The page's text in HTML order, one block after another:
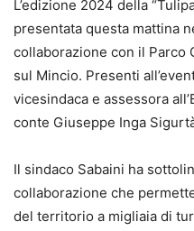
L’edizione 2024 della
presentata questa mattina
collaborazione con il Parco
sul Mincio. Presenti
vicesindaca e assessora
conte Giuseppe Inga
Il sindaco Sabaini ha
collaborazione che
del territorio a migliaia di